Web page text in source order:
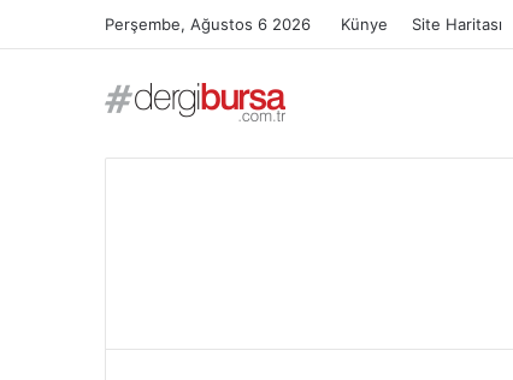
Perşembe, Ağustos 6 2026 Künye Site Haritası